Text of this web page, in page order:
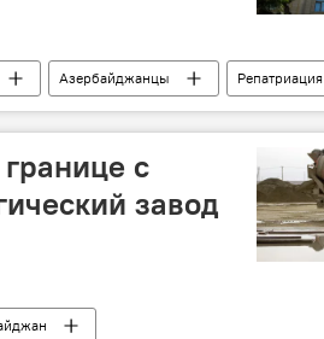
Азербайджанцы
Репатриация
с
завод